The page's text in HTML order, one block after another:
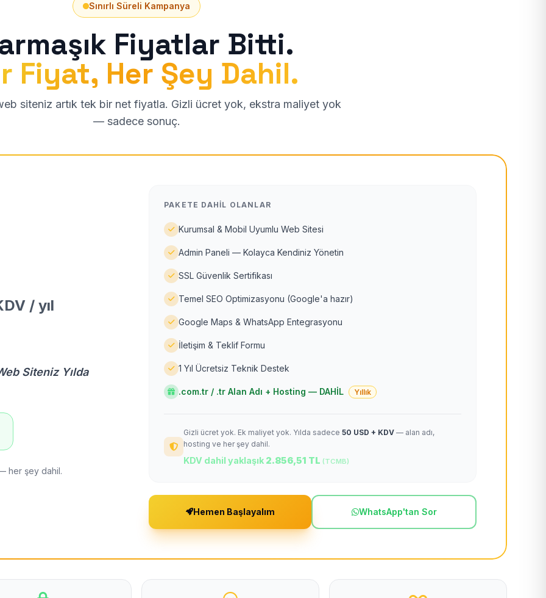
Sınırlı Süreli Kampanya
Fiyatlar Bitti.
Fiyat, Her Şey Dahil.
siteniz artık tek bir net fiyatla. Gizli ücret yok, ekstra maliyet yok
— sadece sonuç.
/ yıl
Siteniz Yılda
her şey dahil.
PAKETE DAHIL OLANLAR
Kurumsal & Mobil Uyumlu Web Sitesi
Admin Paneli — Kolayca Kendiniz Yönetin
SSL Güvenlik Sertifikası
Temel SEO Optimizasyonu (Google'a hazır)
Google Maps & WhatsApp Entegrasyonu
İletişim & Teklif Formu
1 Yıl Ücretsiz Teknik Destek
.com.tr / .tr Alan Adı + Hosting — DAHİL Yıllık
Gizli ücret yok. Ek maliyet yok. Yılda sadece 50 USD + KDV — alan adı,
hosting ve her şey dahil.
KDV dahil yaklaşık 2.856,51 TL (TCMB)
Hemen Başlayalım WhatsApp'tan Sor